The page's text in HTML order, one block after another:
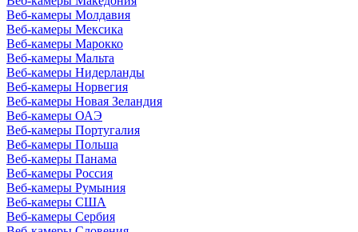
Веб-камеры Молдавия
Веб-камеры Мексика
Веб-камеры Марокко
Веб-камеры Мальта
Веб-камеры Нидерланды
Веб-камеры Норвегия
Веб-камеры Новая Зеландия
Веб-камеры ОАЭ
Веб-камеры Португалия
Веб-камеры Польша
Веб-камеры Панама
Веб-камеры Россия
Веб-камеры Румыния
Веб-камеры США
Веб-камеры Сербия